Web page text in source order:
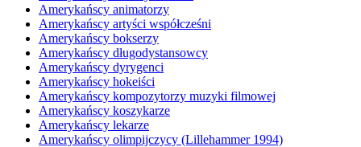
Amerykańscy animatorzy
Amerykańscy artyści współcześni
Amerykańscy bokserzy
Amerykańscy długodystansowcy
Amerykańscy dyrygenci
Amerykańscy hokeiści
Amerykańscy kompozytorzy muzyki filmowej
Amerykańscy koszykarze
Amerykańscy lekarze
Amerykańscy olimpijczycy (Lillehammer 1994)